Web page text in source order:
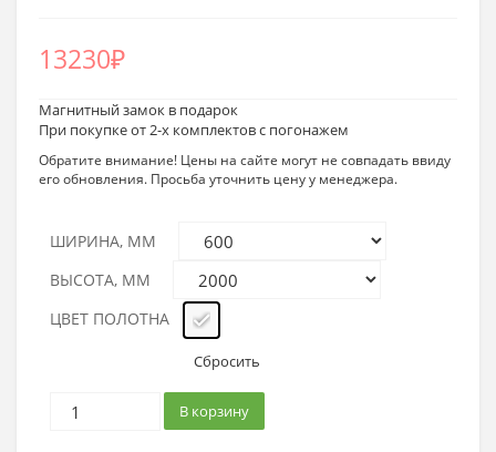
13230₽
Магнитный замок в подарок
При покупке от 2-х комплектов с погонажем
Обратите внимание! Цены на сайте могут не совпадать ввиду
его обновления. Просьба уточнить цену у менеджера.
ШИРИНА, ММ
ВЫСОТА, ММ
ЦВЕТ ПОЛОТНА
Сбросить
В корзину